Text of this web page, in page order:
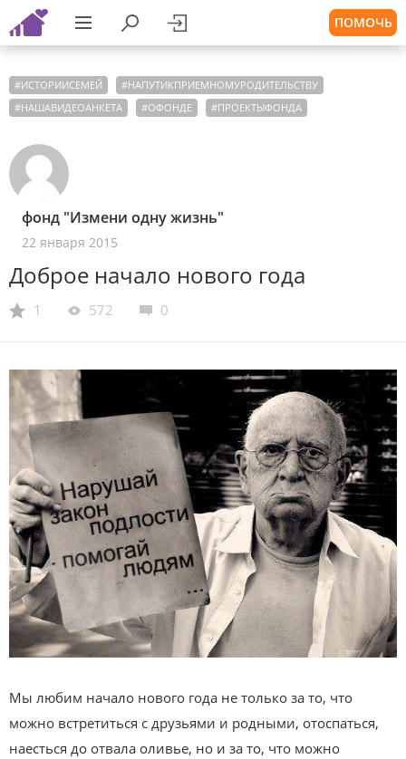
ПОМОЧЬ
#ИСТОРИИСЕМЕЙ #НАПУТИКПРИЕМНОМУРОДИТЕЛЬСТВУ
#НАШАВИДЕОАНКЕТА #ОФОНДЕ #ПРОЕКТЫФОНДА
фонд "Измени одну жизнь"
22 января 2015
Доброе начало нового года
1 572 0
Мы любим начало нового года не только за то, что
можно встретиться с друзьями и родными, отоспаться,
наесться до отвала оливье, но и за то, что можно